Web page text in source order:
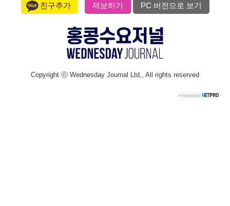
친구추가 제보하기 PC 버전으로 보기
Copyright ⓒ Wednesday Journal Ltd., All rights reserved